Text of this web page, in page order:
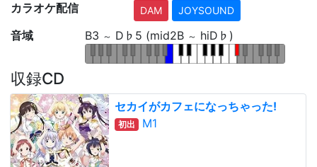
カラオケ配信
DAM JOYSOUND
音域 B3 ～ D♭5 (mid2B ～ hiD♭)
収録CD
セカイがカフェになっちゃった!
初出 M1